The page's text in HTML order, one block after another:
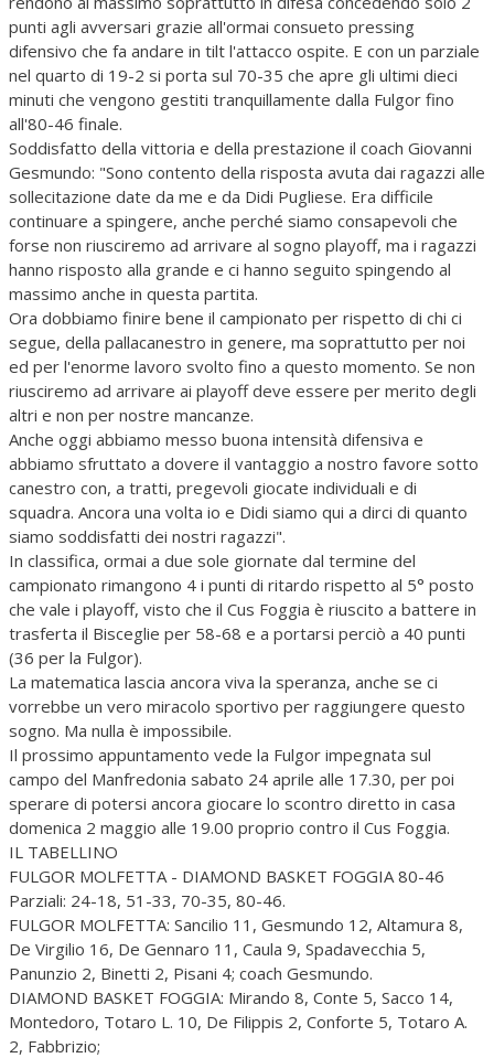
punti agli avversari grazie all'ormai consueto pressing
difensivo che fa andare in tilt l'attacco ospite. E con un parziale
nel quarto di 19-2 si porta sul 70-35 che apre gli ultimi dieci
minuti che vengono gestiti tranquillamente dalla Fulgor fino
all'80-46 finale.
Soddisfatto della vittoria e della prestazione il coach Giovanni
Gesmundo: "Sono contento della risposta avuta dai ragazzi alle
sollecitazione date da me e da Didi Pugliese. Era difficile
continuare a spingere, anche perché siamo consapevoli che
forse non riusciremo ad arrivare al sogno playoff, ma i ragazzi
hanno risposto alla grande e ci hanno seguito spingendo al
massimo anche in questa partita.
Ora dobbiamo finire bene il campionato per rispetto di chi ci
segue, della pallacanestro in genere, ma soprattutto per noi
ed per l'enorme lavoro svolto fino a questo momento. Se non
riusciremo ad arrivare ai playoff deve essere per merito degli
altri e non per nostre mancanze.
Anche oggi abbiamo messo buona intensità difensiva e
abbiamo sfruttato a dovere il vantaggio a nostro favore sotto
canestro con, a tratti, pregevoli giocate individuali e di
squadra. Ancora una volta io e Didi siamo qui a dirci di quanto
siamo soddisfatti dei nostri ragazzi".
In classifica, ormai a due sole giornate dal termine del
campionato rimangono 4 i punti di ritardo rispetto al 5° posto
che vale i playoff, visto che il Cus Foggia è riuscito a battere in
trasferta il Bisceglie per 58-68 e a portarsi perciò a 40 punti
(36 per la Fulgor).
La matematica lascia ancora viva la speranza, anche se ci
vorrebbe un vero miracolo sportivo per raggiungere questo
sogno. Ma nulla è impossibile.
Il prossimo appuntamento vede la Fulgor impegnata sul
campo del Manfredonia sabato 24 aprile alle 17.30, per poi
sperare di potersi ancora giocare lo scontro diretto in casa
domenica 2 maggio alle 19.00 proprio contro il Cus Foggia.
IL TABELLINO
FULGOR MOLFETTA - DIAMOND BASKET FOGGIA 80-46
Parziali: 24-18, 51-33, 70-35, 80-46.
FULGOR MOLFETTA: Sancilio 11, Gesmundo 12, Altamura 8,
De Virgilio 16, De Gennaro 11, Caula 9, Spadavecchia 5,
Panunzio 2, Binetti 2, Pisani 4; coach Gesmundo.
DIAMOND BASKET FOGGIA: Mirando 8, Conte 5, Sacco 14,
Montedoro, Totaro L. 10, De Filippis 2, Conforte 5, Totaro A.
2, Fabbrizio;